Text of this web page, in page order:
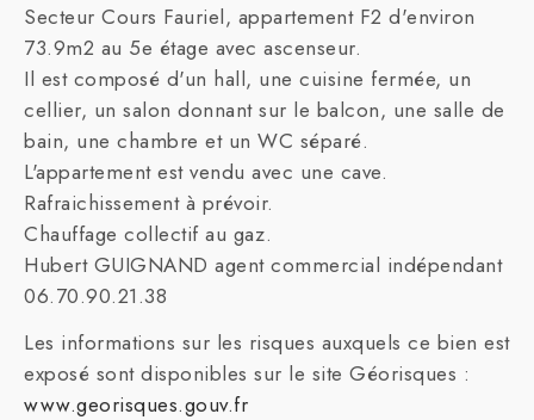
Secteur Cours Fauriel, appartement F2 d'environ
73.9m2 au 5e étage avec ascenseur.
Il est composé d'un hall, une cuisine fermée, un
cellier, un salon donnant sur le balcon, une salle de
bain, une chambre et un WC séparé.
L'appartement est vendu avec une cave.
Rafraichissement à prévoir.
Chauffage collectif au gaz.
Hubert GUIGNAND agent commercial indépendant
06.70.90.21.38
Les informations sur les risques auxquels ce bien est
exposé sont disponibles sur le site Géorisques :
www.georisques.gouv.fr